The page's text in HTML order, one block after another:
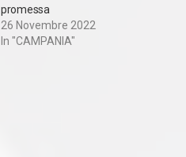
promessa
26 Novembre 2022
In "CAMPANIA"